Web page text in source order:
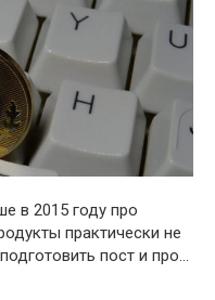
в 2015 году про
практически не
пост и про…